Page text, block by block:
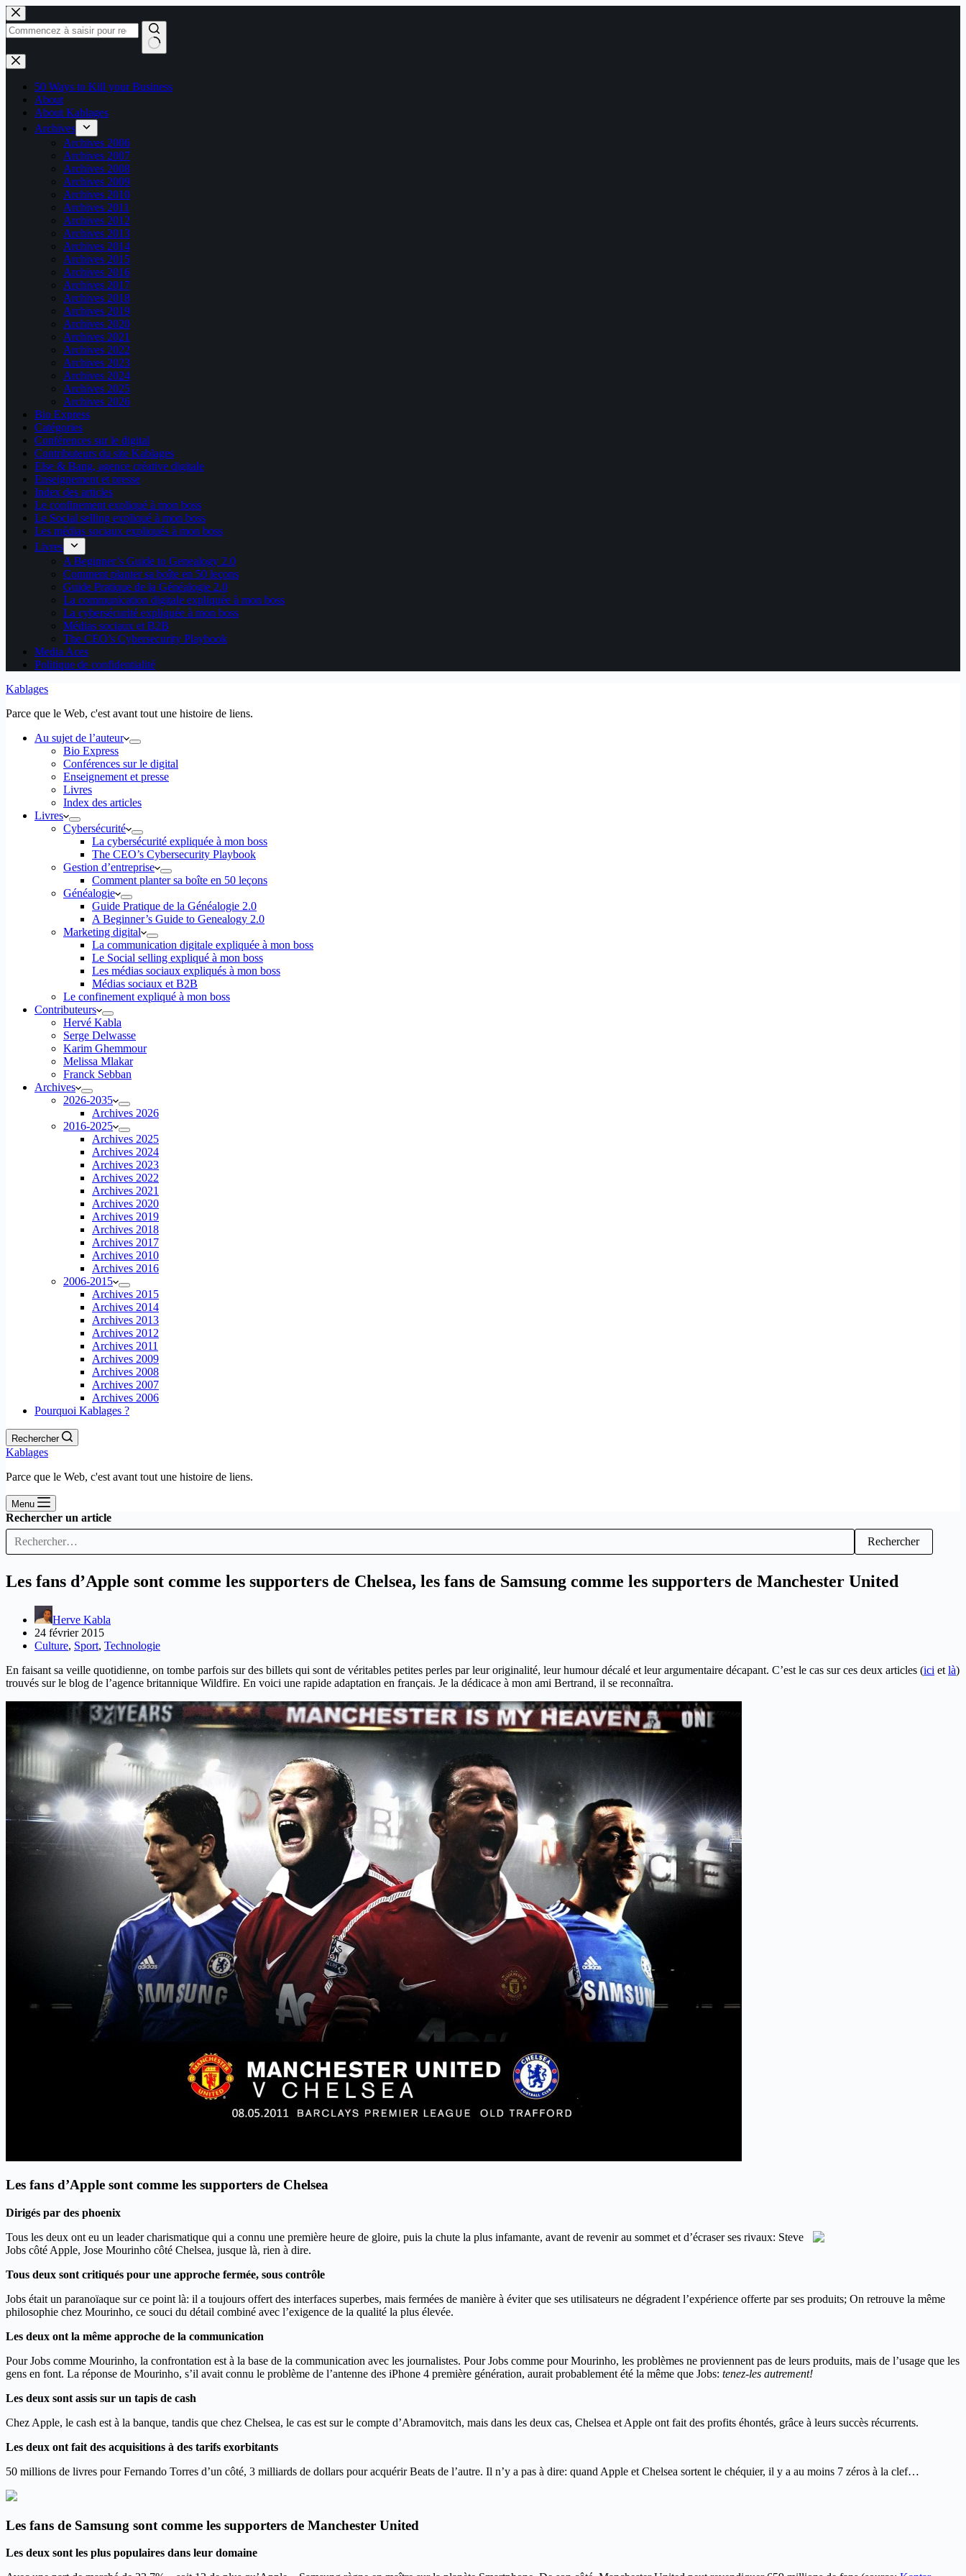
Passer
au
contenu
Aucun
résultat
50 Ways to Kill your Business
About
About Kablages
Archives
Archives 2006
Archives 2007
Archives 2008
Archives 2009
Archives 2010
Archives 2011
Archives 2012
Archives 2013
Archives 2014
Archives 2015
Archives 2016
Archives 2017
Archives 2018
Archives 2019
Archives 2020
Archives 2021
Archives 2022
Archives 2023
Archives 2024
Archives 2025
Archives 2026
Bio Express
Catégories
Conférences sur le digital
Contributeurs du site Kablages
Else & Bang, agence créative digitale
Enseignement et presse
Index des articles
Le confinement expliqué à mon boss
Le Social selling expliqué à mon boss
Les médias sociaux expliqués à mon boss
Livres
A Beginner’s Guide to Genealogy 2.0
Comment planter sa boîte en 50 leçons
Guide Pratique de la Généalogie 2.0
La communication digitale expliquée à mon boss
La cybersécurité expliquée à mon boss
Médias sociaux et B2B
The CEO’s Cybersecurity Playbook
Media Aces
Politique de confidentialité
Kablages
Parce que le Web, c'est avant tout une histoire de liens.
Au sujet de l’auteur
Bio Express
Conférences sur le digital
Enseignement et presse
Livres
Index des articles
Livres
Cybersécurité
La cybersécurité expliquée à mon boss
The CEO’s Cybersecurity Playbook
Gestion d’entreprise
Comment planter sa boîte en 50 leçons
Généalogie
Guide Pratique de la Généalogie 2.0
A Beginner’s Guide to Genealogy 2.0
Marketing digital
La communication digitale expliquée à mon boss
Le Social selling expliqué à mon boss
Les médias sociaux expliqués à mon boss
Médias sociaux et B2B
Le confinement expliqué à mon boss
Contributeurs
Hervé Kabla
Serge Delwasse
Karim Ghemmour
Melissa Mlakar
Franck Sebban
Archives
2026-2035
Archives 2026
2016-2025
Archives 2025
Archives 2024
Archives 2023
Archives 2022
Archives 2021
Archives 2020
Archives 2019
Archives 2018
Archives 2017
Archives 2010
Archives 2016
2006-2015
Archives 2015
Archives 2014
Archives 2013
Archives 2012
Archives 2011
Archives 2009
Archives 2008
Archives 2007
Archives 2006
Pourquoi Kablages ?
Rechercher
Kablages
Parce que le Web, c'est avant tout une histoire de liens.
Menu
Rechercher un article
Rechercher
Les fans d’Apple sont comme les supporters de Chelsea, les fans de Samsung comme les supporters de Manchester United
Herve Kabla
24 février 2015
Culture, Sport, Technologie
En faisant sa veille quotidienne, on tombe parfois sur des billets qui sont de véritables petites perles par leur originalité, leur humour décalé et leur argumentaire décapant. C’est le cas sur ces deux articles (ici et là)
trouvés sur le blog de l’agence britannique Wildfire. En voici une rapide adaptation en français. Je la dédicace à mon ami Bertrand, il se reconnaîtra.
Les fans d’Apple sont comme les supporters de Chelsea
Dirigés par des phoenix
Tous les deux ont eu un leader charismatique qui a connu une première heure de gloire, puis la chute la plus infamante, avant de revenir au sommet et d’écraser ses rivaux: Steve
Jobs côté Apple, Jose Mourinho côté Chelsea, jusque là, rien à dire.
Tous deux sont critiqués pour une approche fermée, sous contrôle
Jobs était un paranoïaque sur ce point là: il a toujours offert des interfaces superbes, mais fermées de manière à éviter que ses utilisateurs ne dégradent l’expérience offerte par ses produits; On retrouve la même
philosophie chez Mourinho, ce souci du détail combiné avec l’exigence de la qualité la plus élevée.
Les deux ont la même approche de la communication
Pour Jobs comme Mourinho, la confrontation est à la base de la communication avec les journalistes. Pour Jobs comme pour Mourinho, les problèmes ne proviennent pas de leurs produits, mais de l’usage que les
gens en font. La réponse de Mourinho, s’il avait connu le problème de l’antenne des iPhone 4 première génération, aurait probablement été la même que Jobs: tenez-les autrement!
Les deux sont assis sur un tapis de cash
Chez Apple, le cash est à la banque, tandis que chez Chelsea, le cas est sur le compte d’Abramovitch, mais dans les deux cas, Chelsea et Apple ont fait des profits éhontés, grâce à leurs succès récurrents.
Les deux ont fait des acquisitions à des tarifs exorbitants
50 millions de livres pour Fernando Torres d’un côté, 3 milliards de dollars pour acquérir Beats de l’autre. Il n’y a pas à dire: quand Apple et Chelsea sortent le chéquier, il y a au moins 7 zéros à la clef…
Les fans de Samsung sont comme les supporters de Manchester United
Les deux sont les plus populaires dans leur domaine